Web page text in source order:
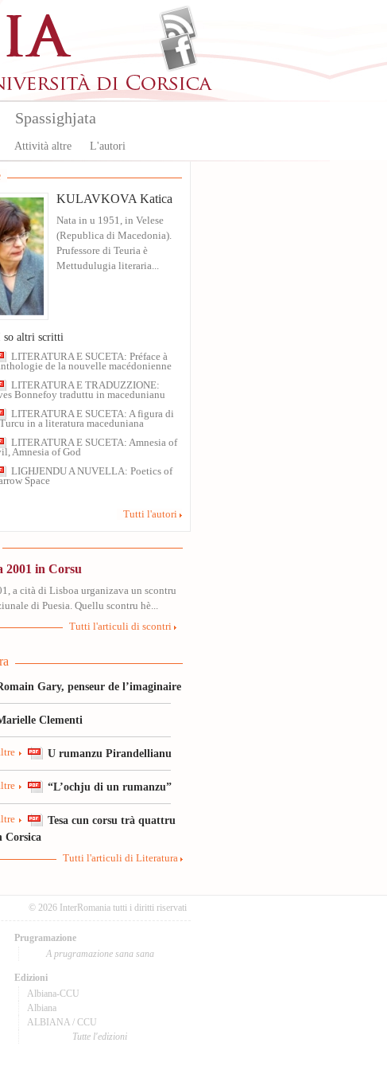
Attività altre L'autori
Spassighjata
KULAVKOVA Katica
Nata in u 1951, in Velese
(Republica di Macedonia).
Prufessore di Teuria è
Mettudulugia literaria...
so altri scritti
LITERATURA E SUCETA: Préface à
de la nouvelle macédonienne
LITERATURA E TRADUZZIONE:
Bonnefoy traduttu in macedunianu
LITERATURA E SUCETA: A figura di
in a literatura maceduniana
LITERATURA E SUCETA: Amnesia of
Amnesia of God
LIGHJENDU A NUVELLA: Poetics of
Space
Tutti l'autori
2001 in Corsu
a cità di Lisboa urganizava un scontru
di Puesia. Quellu scontru hè...
Tutti l'articuli di scontri
Gary, penseur de l’imaginaire
Clementi
U rumanzu Pirandellianu
“L’ochju di un rumanzu”
Tesa cun corsu trà quattru
Corsica
Tutti l'articuli di Literatura
© 2026 InterRomania tutti i diritti riservati
Prugramazione
A prugramazione sana sana
Edizioni
Albiana-CCU
Albiana
ALBIANA / CCU
Tutte l'edizioni